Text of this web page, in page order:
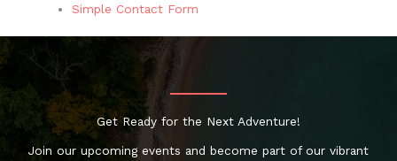
Simple Contact Form
Get Ready for the Next Adventure!
Join our upcoming events and become part of our vibrant